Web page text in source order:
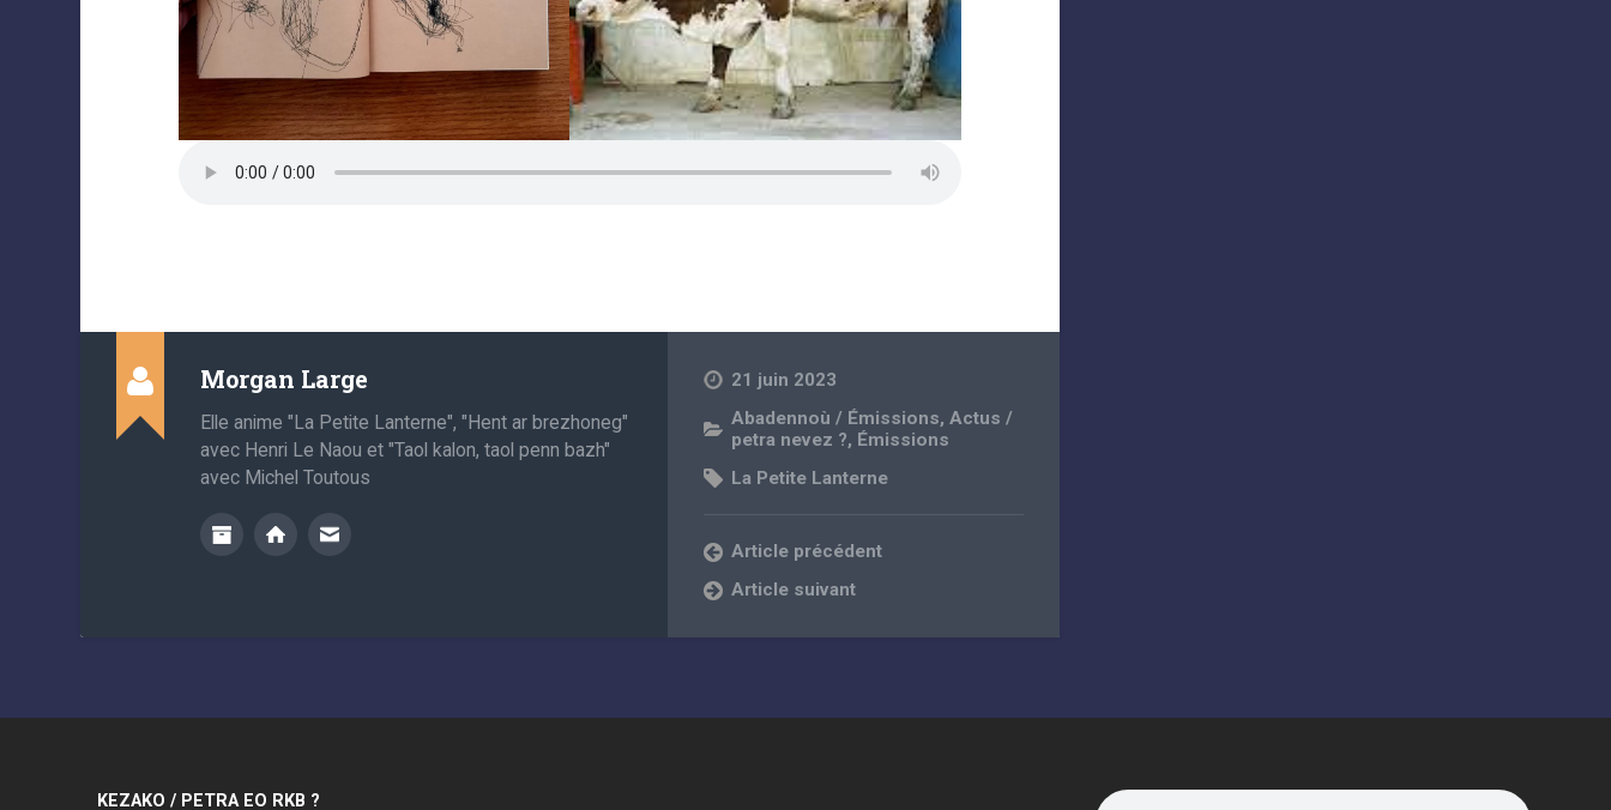
Morgan Large
Elle anime "La Petite Lanterne", "Hent ar brezhoneg"
avec Henri Le Naou et "Taol kalon, taol penn bazh"
avec Michel Toutous
21 juin 2023
Abadennoù / Émissions,Actus /
petra nevez ?, Émissions
La Petite Lanterne
Article précédent
Article suivant
KEZAKO / PETRA EO RKB ?